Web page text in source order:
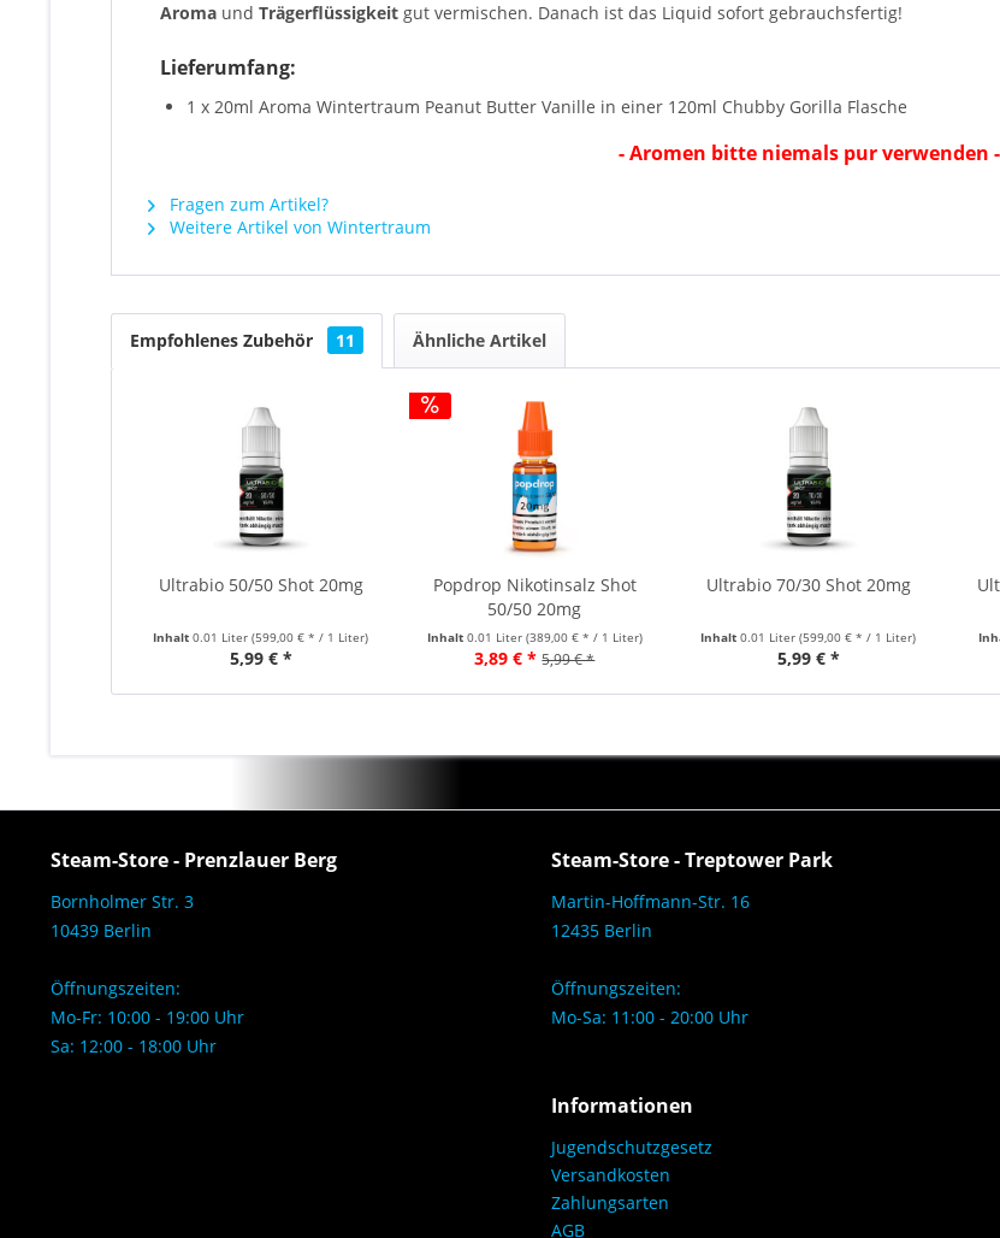
Aroma und Trägerflüssigkeit gut vermischen. Danach ist das Liquid sofort gebrauchsfertig!
Lieferumfang:
1 x 20ml Aroma Wintertraum Peanut Butter Vanille in einer 120ml Chubby Gorilla Flasche
- Aromen bitte niemals pur verwenden -
Fragen zum Artikel?
Weitere Artikel von Wintertraum
Empfohlenes Zubehör 11 Ähnliche Artikel
Ultrabio 50/50 Shot 20mg
Inhalt0.01 Liter(599,00 € * / 1 Liter)
5,99 € *
Popdrop Nikotinsalz Shot
50/50 20mg
Inhalt 0.01 Liter (389,00 € * / 1 Liter)
3,89 € * 5,99 € *
Ultrabio 70/30 Shot 20mg
Inhalt0.01 Liter(599,00 € * / 1 Liter)
5,99 € *
Steam-Store - Prenzlauer Berg
Bornholmer Str. 3
10439 Berlin
Öffnungszeiten:
Mo-Fr: 10:00 - 19:00 Uhr
Sa: 12:00 - 18:00 Uhr
Steam-Store - Treptower Park
Martin-Hoffmann-Str. 16
12435 Berlin
Öffnungszeiten:
Mo-Sa: 11:00 - 20:00 Uhr
Informationen
Jugendschutzgesetz
Versandkosten
Zahlungsarten
AGB